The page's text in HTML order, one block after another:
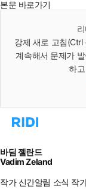
본문 바로가기
강제 새로 고침
계속해서 문제가
하
리
으
로
동
바딤 젤란드
Vadim Zeland
작가 신간알림 소식 작